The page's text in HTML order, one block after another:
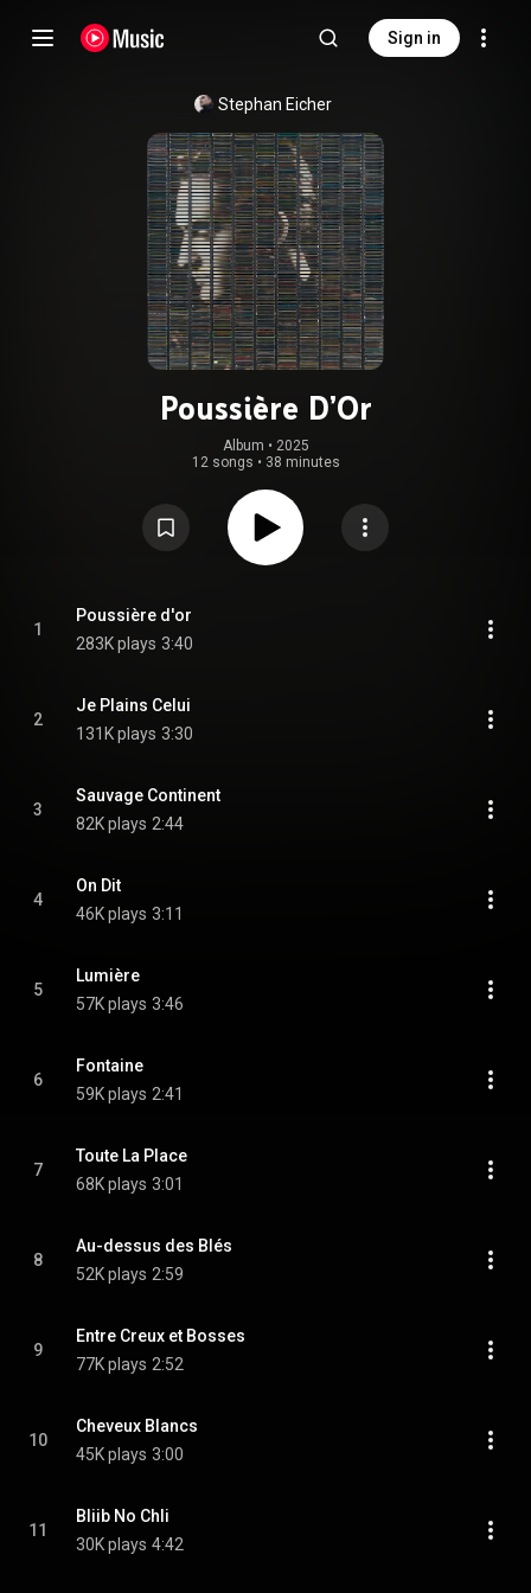
Sign in
Stephan Eicher
Poussière D’Or
Album • 2025
12 songs • 38 minutes
1
Poussière d'or
283K plays 3:40
2
Je Plains Celui
131K plays 3:30
3
Sauvage Continent
82K plays 2:44
4
On Dit
46K plays 3:11
5
Lumière
57K plays 3:46
6
Fontaine
59K plays 2:41
7
Toute La Place
68K plays 3:01
8
Au-dessus des Blés
52K plays 2:59
9
Entre Creux et Bosses
77K plays 2:52
10
Cheveux Blancs
45K plays 3:00
11
Bliib No Chli
30K plays 4:42